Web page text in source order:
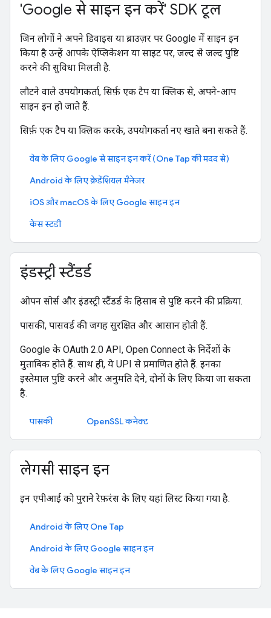
'Google से साइन इन करें' SDK टूल
जिन लोगों ने अपने डिवाइस या ब्राउज़र पर Google में साइन इन
किया है उन्हें आपके ऐप्लिकेशन या साइट पर, जल्द से जल्द पुष्टि
करने की सुविधा मिलती है.
लौटने वाले उपयोगकर्ता, सिर्फ़ एक टैप या क्लिक से, अपने-आप
साइन इन हो जाते हैं.
सिर्फ़ एक टैप या क्लिक करके, उपयोगकर्ता नए खाते बना सकते हैं.
वेब के लिए Google से साइन इन करें (One Tap की मदद से)
Android के लिए क्रेडेंशियल मैनेजर
iOS और macOS के लिए Google साइन इन
केस स्टडी
इंडस्ट्री स्टैंडर्ड
ओपन सोर्स और इंडस्ट्री स्टैंडर्ड के हिसाब से पुष्टि करने की प्रक्रिया.
पासकी, पासवर्ड की जगह सुरक्षित और आसान होती हैं.
Google के OAuth 2.0 API, Open Connect के निर्देशों के
मुताबिक होते हैं. साथ ही, ये UPI से प्रमाणित होते हैं. इनका
इस्तेमाल पुष्टि करने और अनुमति देने, दोनों के लिए किया जा सकता
है.
पासकी OpenSSL कनेक्ट
लेगसी साइन इन
इन एपीआई को पुराने रेफ़रंस के लिए यहां लिस्ट किया गया है.
Android के लिए One Tap
Android के लिए Google साइन इन
वेब के लिए Google साइन इन